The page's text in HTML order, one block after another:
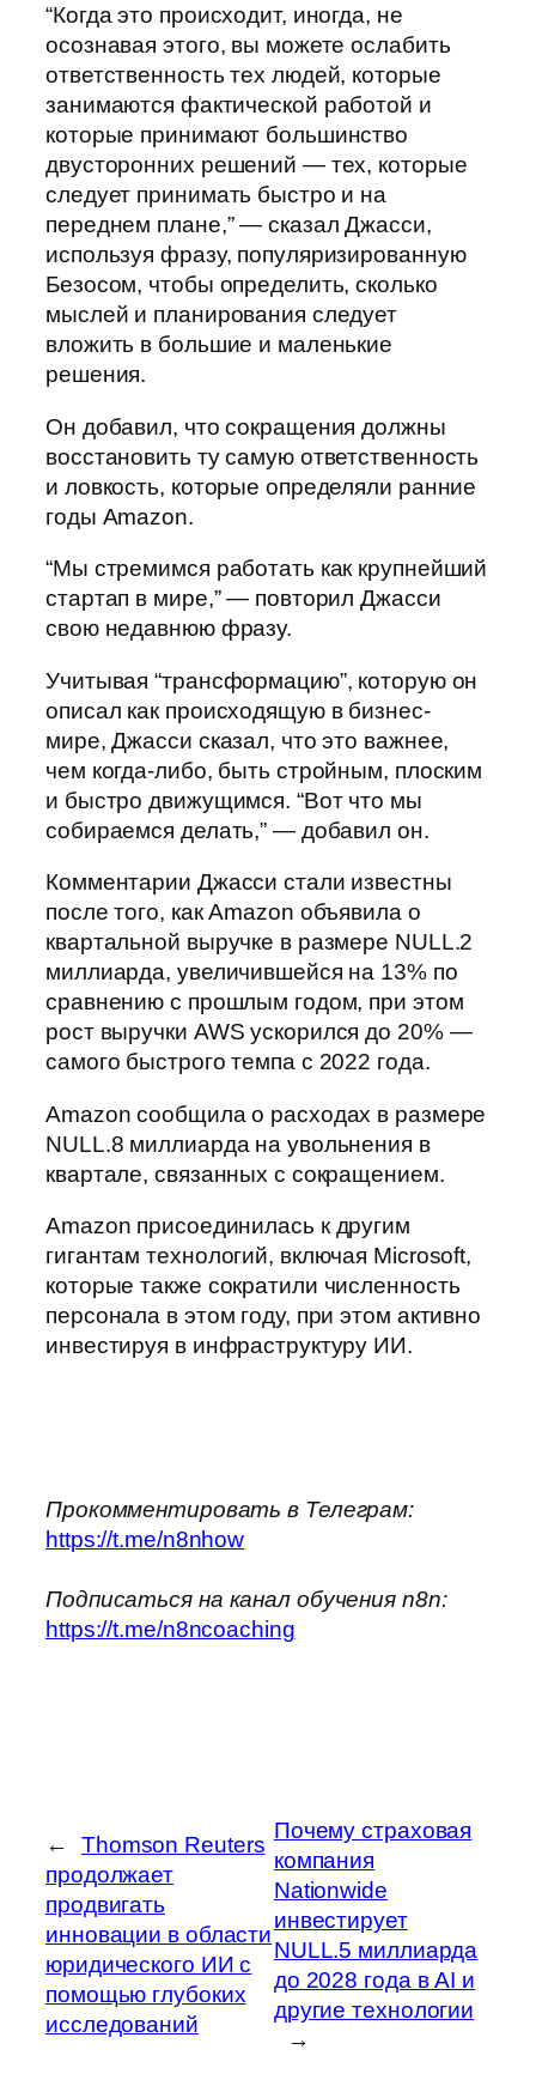
“Когда это происходит, иногда, не
осознавая этого, вы можете ослабить
ответственность тех людей, которые
занимаются фактической работой и
которые принимают большинство
двусторонних решений — тех, которые
следует принимать быстро и на
переднем плане,” — сказал Джасси,
используя фразу, популяризированную
Безосом, чтобы определить, сколько
мыслей и планирования следует
вложить в большие и маленькие
решения.
Он добавил, что сокращения должны
восстановить ту самую ответственность
и ловкость, которые определяли ранние
годы Amazon.
“Мы стремимся работать как крупнейший
стартап в мире,” — повторил Джасси
свою недавнюю фразу.
Учитывая “трансформацию”, которую он
описал как происходящую в бизнес-
мире, Джасси сказал, что это важнее,
чем когда-либо, быть стройным, плоским
и быстро движущимся. “Вот что мы
собираемся делать,” — добавил он.
Комментарии Джасси стали известны
после того, как Amazon объявила о
квартальной выручке в размере NULL.2
миллиарда, увеличившейся на 13% по
сравнению с прошлым годом, при этом
рост выручки AWS ускорился до 20% —
самого быстрого темпа с 2022 года.
Amazon сообщила о расходах в размере
NULL.8 миллиарда на увольнения в
квартале, связанных с сокращением.
Amazon присоединилась к другим
гигантам технологий, включая Microsoft,
которые также сократили численность
персонала в этом году, при этом активно
инвестируя в инфраструктуру ИИ.
Прокомментировать в Телеграм:
https://t.me/n8nhow
Подписаться на канал обучения n8n:
https://t.me/n8ncoaching
←
Thomson Reuters
продолжает
продвигать
инновации в области
юридического ИИ с
помощью глубоких
исследований
Почему страховая
компания
Nationwide
инвестирует
NULL.5 миллиарда
до 2028 года в AI и
другие технологии
→